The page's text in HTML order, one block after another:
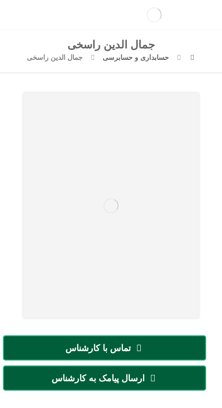
جمال الدین راسخی
حسابداری و حسابرسی جمال الدین راسخی
تماس با کارشناس
ارسال پیامک به کارشناس